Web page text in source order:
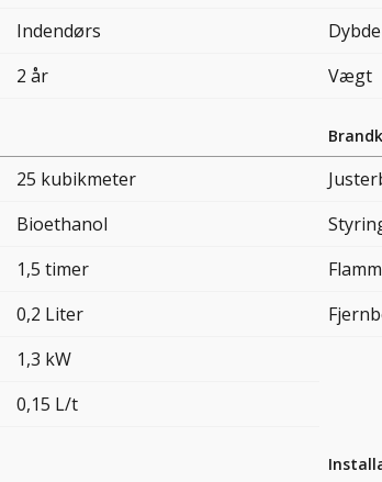
Indendørs
2 år
Dybde
Vægt
25 kubikmeter
Bioethanol
1,5 timer
0,2 Liter
1,3 kW
0,15 L/t